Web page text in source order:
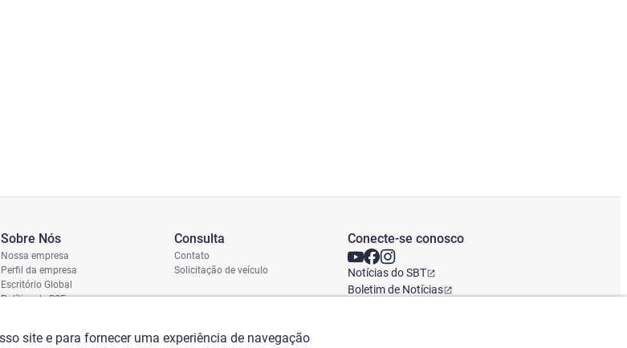
Sobre Nós
Nossa empresa
Perfil da empresa
Escritório Global
Política de RSE
Consulta
Contato
Solicitação de veículo
Conecte-se conosco
Notícias do SBT
Boletim de Notícias
site e para fornecer uma experiência de navegação